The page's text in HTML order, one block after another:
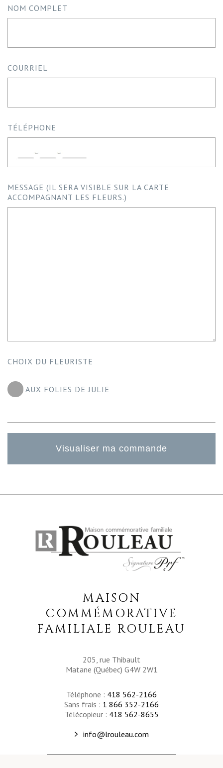
NOM COMPLET
COURRIEL
TÉLÉPHONE
MESSAGE (IL SERA VISIBLE SUR LA CARTE
ACCOMPAGNANT LES FLEURS.)
CHOIX DU FLEURISTE
AUX FOLIES DE JULIE
MAISON
COMMÉMORATIVE
FAMILIALE ROULEAU
205, rue Thibault
Matane (Québec) G4W 2W1
Téléphone : 418 562-2166
Sans frais : 1 866 352-2166
Télécopieur : 418 562-8655
info@lrouleau.com